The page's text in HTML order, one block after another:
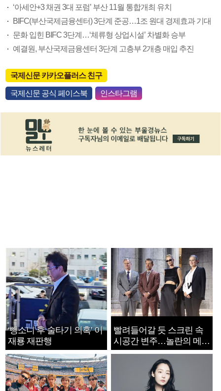
‘아세안+3 채권 3대 포럼’ 부산 11월 통합개최 유치
BIFC(부산국제금융센터) 3단계 준공…1조 원대 경제효과 기대
문화 입힌 BIFC 3단계…‘체류형 상업시설’ 차별화 승부
예결원, 부산국제금융센터 3단계 고층부 2개층 매입 추진
국제신문 카카오플러스 친구
국제신문 공식 페이스북 인스타그램
‘뺑소니 후 술타기 의혹’ 이
재룡 재판행
빨려들어갈 듯 스크린 속
시공간 변주…놀란의 메시
지는 ‘전쟁 속죄’